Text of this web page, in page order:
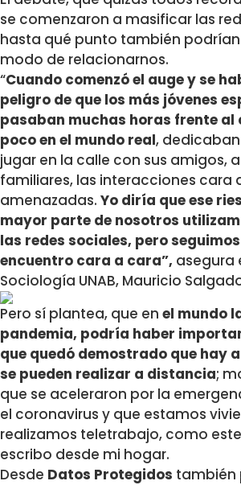
se comenzaron a masificar las
hasta qué punto también podrían
modo de relacionarnos.
“Cuando comenzó el auge y se
peligro de que los más jóvenes
pasaban muchas horas frente
poco en el mundo real,
jugar en la calle con sus amigos,
familiares, las interacciones cara
amenazadas. Yo diría que ese
mayor parte de nosotros
las redes sociales, pero
encuentro cara a cara”, asegura
Sociología UNAB, Mauricio
Pero sí plantea, que en el mundo
pandemia, podría haber
que quedó demostrado que hay
se pueden realizar a distancia;
que se aceleraron por la
el coronavirus y que estamos
realizamos teletrabajo, como
escribo desde mi hogar.
Desde Datos Protegidos también